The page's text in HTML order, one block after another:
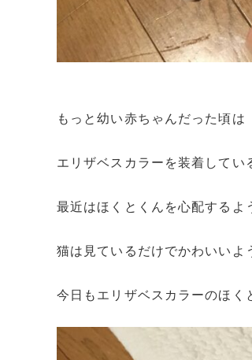
もっと幼い赤ちゃんだった頃は
エリザベスカラーを装着して
最近はほくとくんを心配するよ
猫は見ているだけでかわいいよ
今日もエリザベスカラーのほく